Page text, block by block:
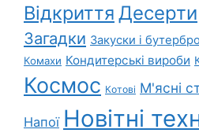
Відкриття Десерти
Загадки Закуски і
Комахи Кондитерські вироби
Космос Котові М'ясні
Напої Новітні